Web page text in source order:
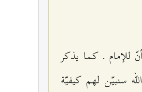
للإمام ـ كما يذكر
سنبيّن لهم كيفيّة